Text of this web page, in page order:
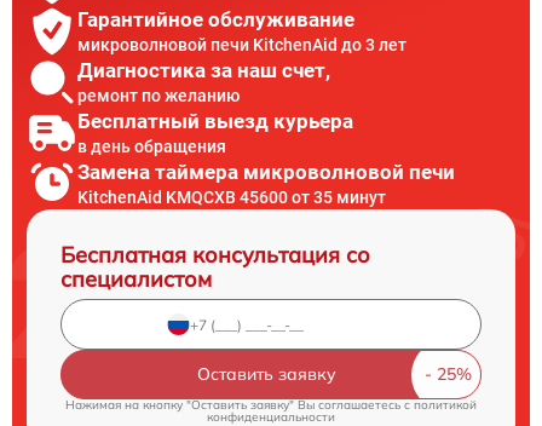
Гарантийное обслуживание
микроволновой печи KitchenAid до 3 лет
Диагностика за наш счет,
ремонт по желанию
Бесплатный выезд курьера
в день обращения
Замена таймера микроволновой печи
KitchenAid KMQCXB 45600 от 35 минут
Бесплатная консультация со
специалистом
Оставить заявку
Нажимая на кнопку "Оставить заявку" Вы соглашаетесь cполитикой
конфиденциальности